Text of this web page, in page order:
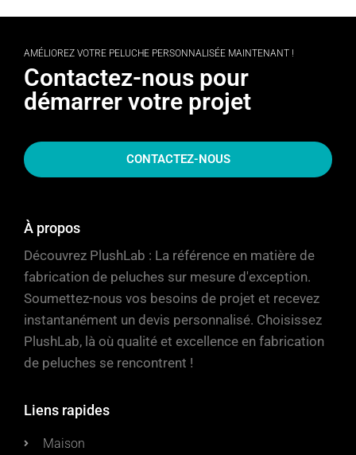
AMÉLIOREZ VOTRE PELUCHE PERSONNALISÉE MAINTENANT !
Contactez-nous pour
démarrer votre projet
CONTACTEZ-NOUS
À propos
Découvrez PlushLab : La référence en matière de
fabrication de peluches sur mesure d'exception.
Soumettez-nous vos besoins de projet et recevez
instantanément un devis personnalisé. Choisissez
PlushLab, là où qualité et excellence en fabrication
de peluches se rencontrent !
Liens rapides
Maison